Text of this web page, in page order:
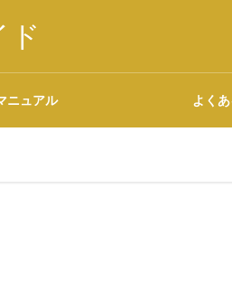
ド
ニュアル よく